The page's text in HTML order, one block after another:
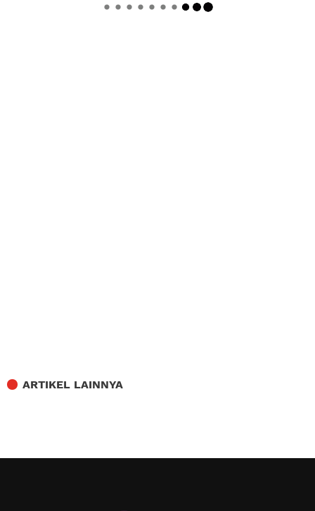
ARTIKEL LAINNYA